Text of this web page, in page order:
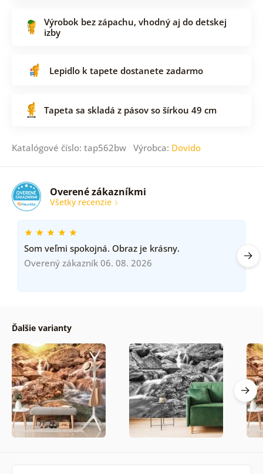
Výrobok bez zápachu, vhodný aj do detskej
izby
Lepidlo k tapete dostanete zadarmo
Tapeta sa skladá z pásov so šírkou 49 cm
Katalógové číslo: tap562bw Výrobca: Dovido
Overené zákazníkmi
Všetky recenzie
Som veľmi spokojná. Obraz je krásny.
Overený zákazník 06. 08. 2026
Ďalšie varianty